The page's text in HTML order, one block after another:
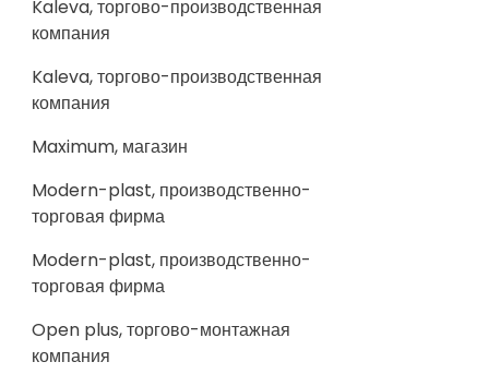
Kaleva, торгово-производственная
компания
Kaleva, торгово-производственная
компания
Maximum, магазин
Modern-plast, производственно-
торговая фирма
Modern-plast, производственно-
торговая фирма
Open plus, торгово-монтажная
компания